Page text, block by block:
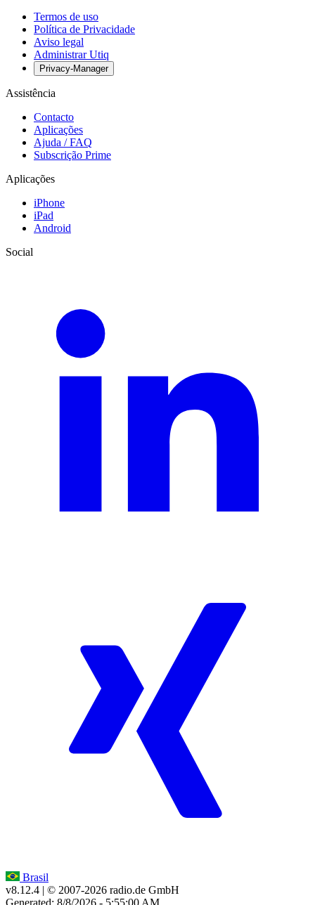
Termos de uso
Política de Privacidade
Aviso legal
Administrar Utiq
Privacy-Manager
Assistência
Contacto
Aplicações
Ajuda / FAQ
Subscrição Prime
Aplicações
iPhone
iPad
Android
Social
Brasil
v8.12.4 | © 2007-2026 radio.de GmbH